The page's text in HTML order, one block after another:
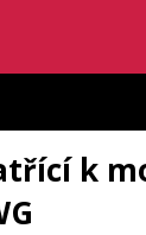
se může dodání
Děkujeme za
k